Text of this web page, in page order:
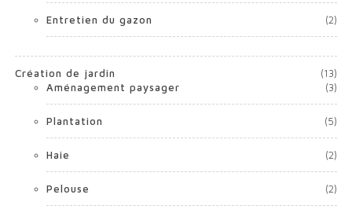
Entretien du gazon (2)
Création de jardin
(13)
Aménagement paysager
(3)
Plantation (5)
Haie (2)
Pelouse (2)